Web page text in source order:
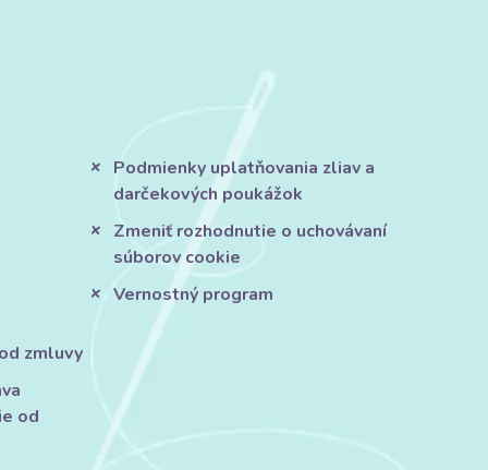
zmluvy
od
Podmienky uplatňovania zliav a
darčekových poukážok
Zmeniť rozhodnutie o uchovávaní
súborov cookie
Vernostný program